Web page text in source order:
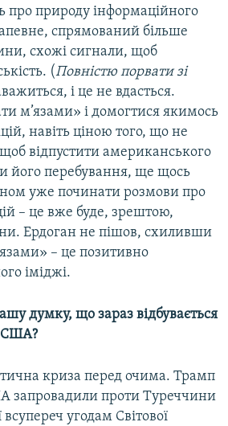
про природу інформаційного
спрямований більше
схожі сигнали, щоб
(Повністю порвати зі
і це не вдасться.
м’язами» і домогтися якимось
навіть ціною того, що не
відпустити американського
його перебування, ще щось
уже починати розмови про
– це вже буде, зрештою,
Ердоган не пішов, схиливши
– це позитивно
іміджі.
думку, що зараз відбувається
США?
криза перед очима. Трамп
запровадили проти Туреччини
угодам Світової